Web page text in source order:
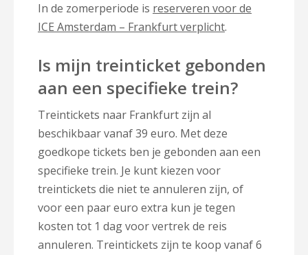
In de zomerperiode is reserveren voor de
ICE Amsterdam – Frankfurt verplicht.
Is mijn treinticket gebonden
aan een specifieke trein?
Treintickets naar Frankfurt zijn al
beschikbaar vanaf 39 euro. Met deze
goedkope tickets ben je gebonden aan een
specifieke trein. Je kunt kiezen voor
treintickets die niet te annuleren zijn, of
voor een paar euro extra kun je tegen
kosten tot 1 dag voor vertrek de reis
annuleren. Treintickets zijn te koop vanaf 6